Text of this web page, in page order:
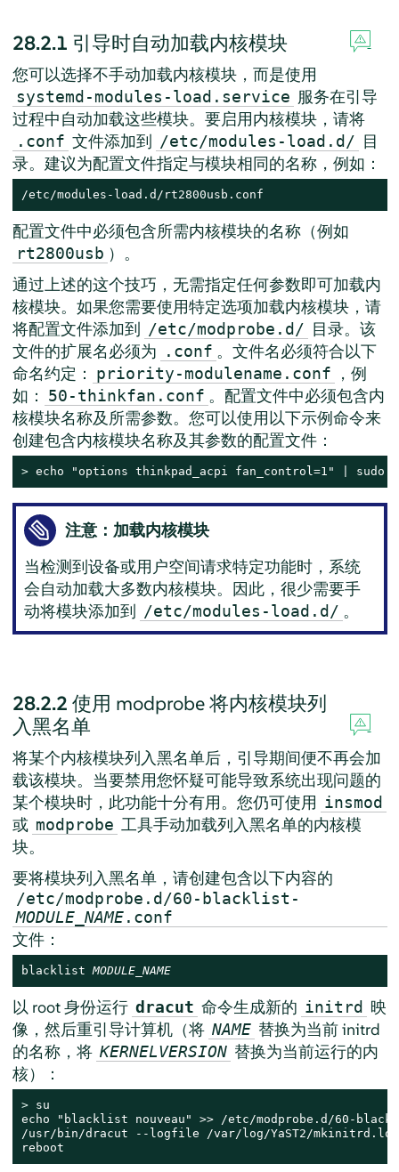
28.2.1 引导时自动加载内核模块
您可以选择不手动加载内核模块，而是使用
systemd-modules-load.service 服务在引导
过程中自动加载这些模块。要启用内核模块，请将
.conf 文件添加到 /etc/modules-load.d/ 目
录。建议为配置文件指定与模块相同的名称，例如：
/etc/modules-load.d/rt2800usb.conf
配置文件中必须包含所需内核模块的名称（例如
rt2800usb ）。
通过上述的这个技巧，无需指定任何参数即可加载内
核模块。如果您需要使用特定选项加载内核模块，请
将配置文件添加到 /etc/modprobe.d/ 目录。该
文件的扩展名必须为
.conf 。文件名必须符合以下
命名约定：
priority-modulename.conf
，例
如：
50-thinkfan.conf 。配置文件中必须包含内
核模块名称及所需参数。您可以使用以下示例命令来
创建包含内核模块名称及其参数的配置文件：
> echo "options thinkpad_acpi fan_control=1" | sudo
注意：加载内核模块
当检测到设备或用户空间请求特定功能时，系统
会自动加载大多数内核模块。因此，很少需要手
动将模块添加到 /etc/modules-load.d/ 。
28.2.2 使用 modprobe 将内核模块列
入黑名单
将某个内核模块列入黑名单后，引导期间便不再会加
载该模块。当要禁用您怀疑可能导致系统出现问题的
某个模块时，此功能十分有用。您仍可使用 insmod
或 modprobe 工具手动加载列入黑名单的内核模
块。
要将模块列入黑名单，请创建包含以下内容的
/etc/modprobe.d/60-blacklist-
MODULE_NAME.conf
文件：
blacklist MODULE_NAME
以 root 身份运行 dracut 命令生成新的 initrd 映
像，然后重引导计算机（将 NAME 替换为当前 initrd
的名称，将 KERNELVERSION 替换为当前运行的内
核）：
> su
echo "blacklist nouveau" >> /etc/modprobe.d/60-
/usr/bin/dracut --logfile /var/log/YaST2/
reboot